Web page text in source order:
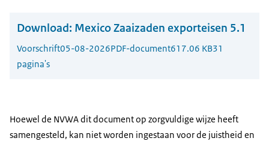
Download: Mexico Zaaizaden exporteisen 5.1
Voorschrift05-08-2026PDF-document617.06 KB31
pagina's
Hoewel de NVWA dit document op zorgvuldige wijze heeft
samengesteld, kan niet worden ingestaan voor de juistheid en